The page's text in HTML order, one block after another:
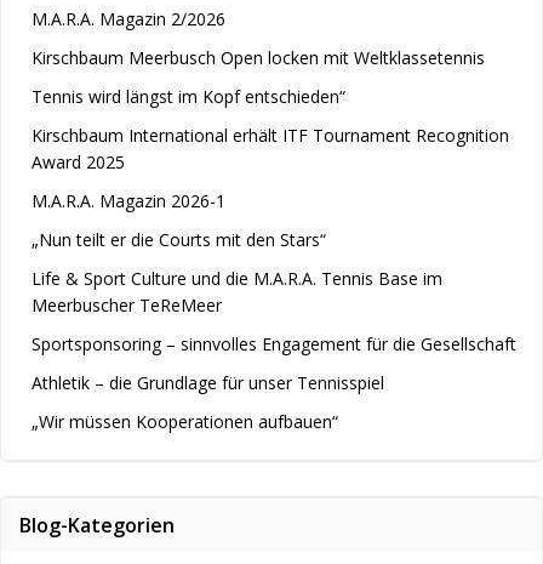
M.A.R.A. Magazin 2/2026
Kirschbaum Meerbusch Open locken mit Weltklassetennis
Tennis wird längst im Kopf entschieden“
Kirschbaum International erhält ITF Tournament Recognition
Award 2025
M.A.R.A. Magazin 2026-1
„Nun teilt er die Courts mit den Stars“
Life & Sport Culture und die M.A.R.A. Tennis Base im
Meerbuscher TeReMeer
Sportsponsoring – sinnvolles Engagement für die Gesellschaft
Athletik – die Grundlage für unser Tennisspiel
„Wir müssen Kooperationen aufbauen“
Blog-Kategorien